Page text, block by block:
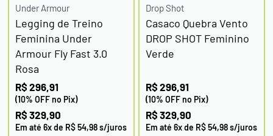
Under Armour
Legging de Treino
Feminina Under
Armour Fly Fast 3.0
Rosa
R$ 296,91
(10% OFF no Pix)
R$ 329,90
Em até 6x de R$54,98s/juros
Drop Shot
Casaco Quebra Vento
DROP SHOT Feminino
Verde
R$ 296,91
(10% OFF no Pix)
R$ 329,90
Em até 6x de R$54,98s/juros
PAGUE VIA PIX, COM *10% OFF